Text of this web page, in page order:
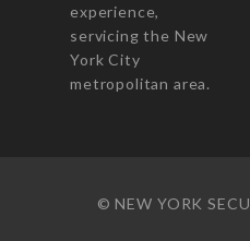
experience,
servicing the New
York City
metropolitan area.
© NEW YORK